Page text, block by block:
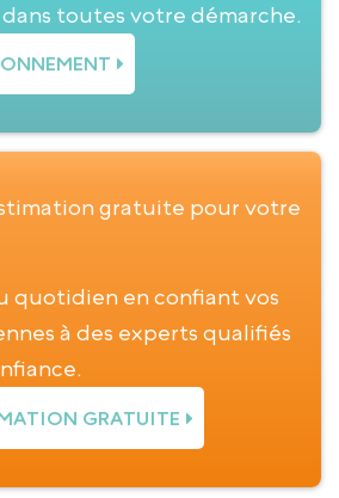
toutes votre démarche.
gratuite pour votre
quotidien en confiant vos
à des experts qualifiés
GRATUITE